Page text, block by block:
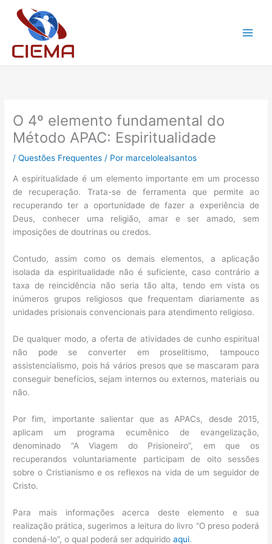
conteúdo
O 4º elemento fundamental do
Método APAC: Espiritualidade
/Questões Frequentes / Por marcelolealsantos
A espiritualidade é um elemento importante em um processo
de recuperação. Trata-se de ferramenta que permite ao
recuperando ter a oportunidade de fazer a experiência de
Deus, conhecer uma religião, amar e ser amado, sem
imposições de doutrinas ou credos.
Contudo, assim como os demais elementos, a aplicação
isolada da espiritualidade não é suficiente, caso contrário a
taxa de reincidência não seria tão alta, tendo em vista os
inúmeros grupos religiosos que frequentam diariamente as
unidades prisionais convencionais para atendimento religioso.
De qualquer modo, a oferta de atividades de cunho espiritual
não pode se converter em proselitismo, tampouco
assistencialismo, pois há vários presos que se mascaram para
conseguir benefícios, sejam internos ou externos, materiais ou
não.
Por fim, importante salientar que as APACs, desde 2015,
aplicam um programa ecumênico de evangelização,
denominado “A Viagem do Prisioneiro”, em que os
recuperandos voluntariamente participam de oito sessões
sobre o Cristianismo e os reflexos na vida de um seguidor de
Cristo.
Para mais informações acerca deste elemento e sua
realização prática, sugerimos a leitura do livro “O preso poderá
condená-lo”, o qual poderá ser adquiridoaqui.